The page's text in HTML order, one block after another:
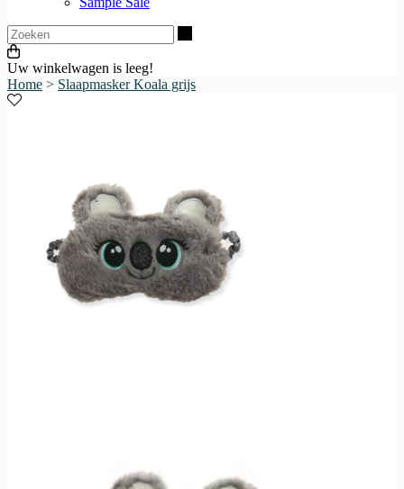
Uw winkelwagen is leeg!
Home > Slaapmasker Koala grijs